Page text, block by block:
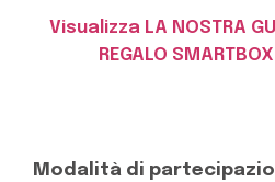
Visualizza LA NOSTRA
REGALO
Modalità di